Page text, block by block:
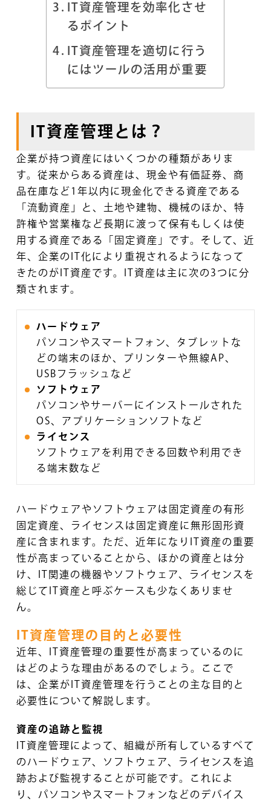
IT資産管理を効率化させ
るポイント
IT資産管理を適切に行う
にはツールの活用が重要
IT資産管理とは？
企業が持つ資産にはいくつかの種類がありま
す。従来からある資産は、現金や有価証券、商
品在庫など1年以内に現金化できる資産である
「流動資産」と、土地や建物、機械のほか、特
許権や営業権など長期に渡って保有もしくは使
用する資産である「固定資産」です。そして、近
年、企業のIT化により重視されるようになって
きたのがIT資産です。IT資産は主に次の3つに分
類されます。
ハードウェア
パソコンやスマートフォン、タブレットな
どの端末のほか、プリンターや無線AP、
USBフラッシュなど
ソフトウェア
パソコンやサーバーにインストールされた
OS、アプリケーションソフトなど
ライセンス
ソフトウェアを利用できる回数や利用でき
る端末数など
ハードウェアやソフトウェアは固定資産の有形
固定資産、ライセンスは固定資産に無形固形資
産に含まれます。ただ、近年になりIT資産の重要
性が高まっていることから、ほかの資産とは分
け、IT関連の機器やソフトウェア、ライセンスを
総じてIT資産と呼ぶケースも少なくありませ
ん。
IT資産管理の目的と必要性
近年、IT資産管理の重要性が高まっているのに
はどのような理由があるのでしょう。ここで
は、企業がIT資産管理を行うことの主な目的と
必要性について解説します。
資産の追跡と監視
IT資産管理によって、組織が所有しているすべて
のハードウェア、ソフトウェア、ライセンスを追
跡および監視することが可能です。これによ
り、パソコンやスマートフォンなどのデバイス